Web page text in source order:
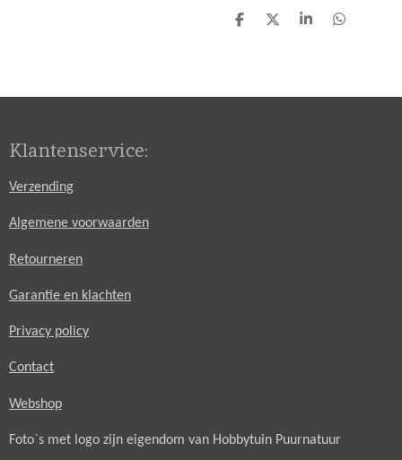
D
D
S
D
Klantenservice:
Verzending
Algemene voorwaarden
Retourneren
Garantie en klachten
Privacy policy
Contact
Webshop
Foto`s met logo zijn eigendom van Hobbytuin Puurnatuur